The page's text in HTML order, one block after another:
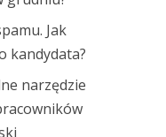
Jak
kandydata?
narzędzie